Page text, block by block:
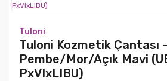
Tuloni
Tuloni Kozmetik Çantası
Pembe/Mor/Açık Mavi
PxVIxLIBU)